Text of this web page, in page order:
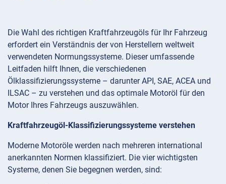
Die Wahl des richtigen Kraftfahrzeugöls für Ihr Fahrzeug
erfordert ein Verständnis der von Herstellern weltweit
verwendeten Normungssysteme. Dieser umfassende
Leitfaden hilft Ihnen, die verschiedenen
Ölklassifizierungssysteme – darunter API, SAE, ACEA und
ILSAC – zu verstehen und das optimale Motoröl für den
Motor Ihres Fahrzeugs auszuwählen.
Kraftfahrzeugöl-Klassifizierungssysteme verstehen
Moderne Motoröle werden nach mehreren international
anerkannten Normen klassifiziert. Die vier wichtigsten
Systeme, denen Sie begegnen werden, sind: